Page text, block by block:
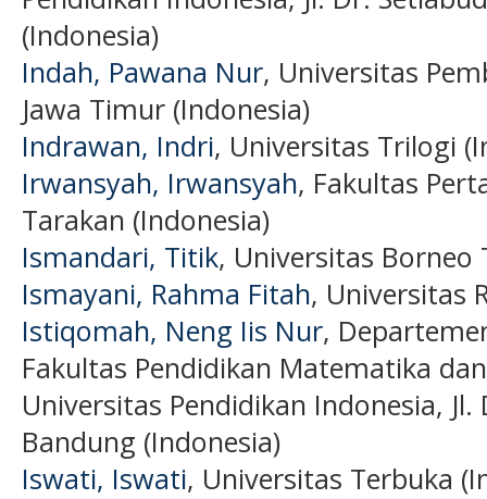
(Indonesia)
Indah, Pawana Nur, Universitas
Jawa Timur (Indonesia)
Indrawan, Indri, Universitas Trilogi
Irwansyah, Irwansyah, Fakultas
Tarakan (Indonesia)
Ismandari, Titik, Universitas Borneo
Ismayani, Rahma Fitah, Universitas
Istiqomah, Neng Iis Nur,
Fakultas Pendidikan Matematika
Universitas Pendidikan Indonesia,
Bandung (Indonesia)
Iswati, Iswati, Universitas Terbuka